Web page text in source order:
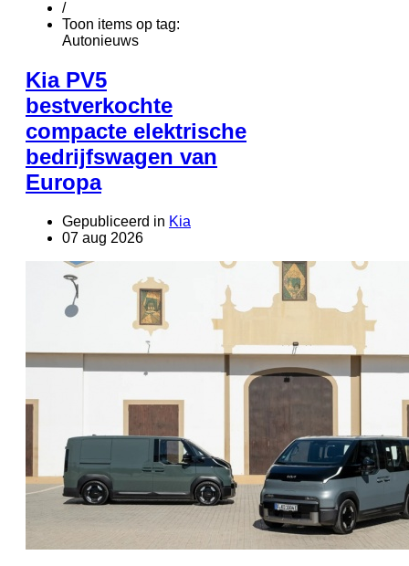
/
Toon items op tag:
Autonieuws
Kia PV5
bestverkochte
compacte elektrische
bedrijfswagen van
Europa
Gepubliceerd in Kia
07 aug 2026